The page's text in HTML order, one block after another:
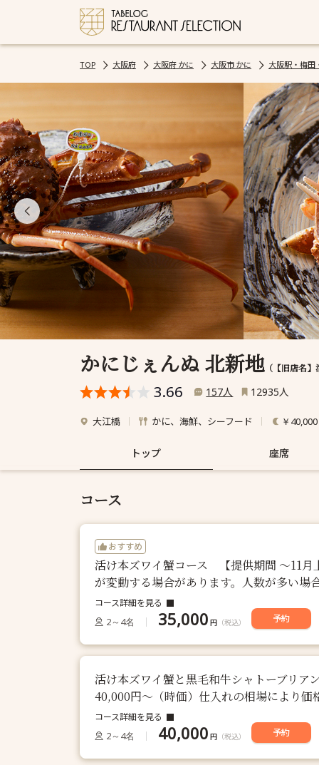
TOP 大阪府 大阪府 かに 大阪市 かに 大阪駅・梅田
かにじぇんぬ 北新地（【旧店名
3.66 157人 12935人
大江橋 かに、海鮮、シーフード ￥
トップ 座席
コース
おすすめ
活け本ズワイ蟹コース 【提供期間 ～11
が変動する場合があります。人数が多い場
コース詳細を見る
2～4名 35,000 円 （税込） 予約
活け本ズワイ蟹と黒毛和牛シャトーブリ
40,000円～（時価）仕入れの相場により価
コース詳細を見る
2～4名 40,000 円 （税込） 予約